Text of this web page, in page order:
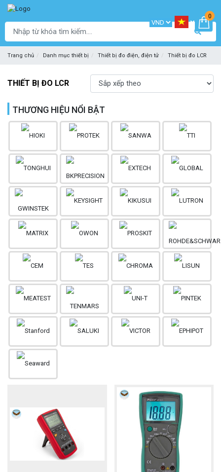
0
Trang chủ Danh mục thiết bị Thiết bị đo điện, điện tử Thiết bị đo LCR
THIẾT BỊ ĐO LCR
THƯƠNG HIỆU NỔI BẬT